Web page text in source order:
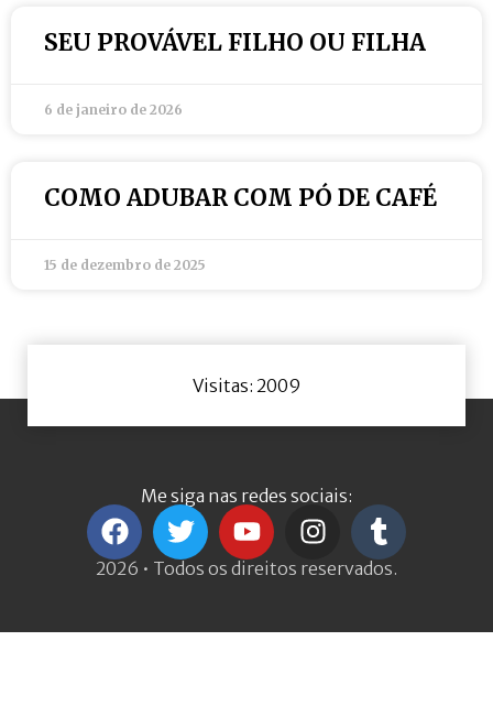
SEU PROVÁVEL FILHO OU FILHA
6 de janeiro de 2026
COMO ADUBAR COM PÓ DE CAFÉ
15 de dezembro de 2025
Visitas: 2009
Me siga nas redes sociais:
2026 • Todos os direitos reservados.